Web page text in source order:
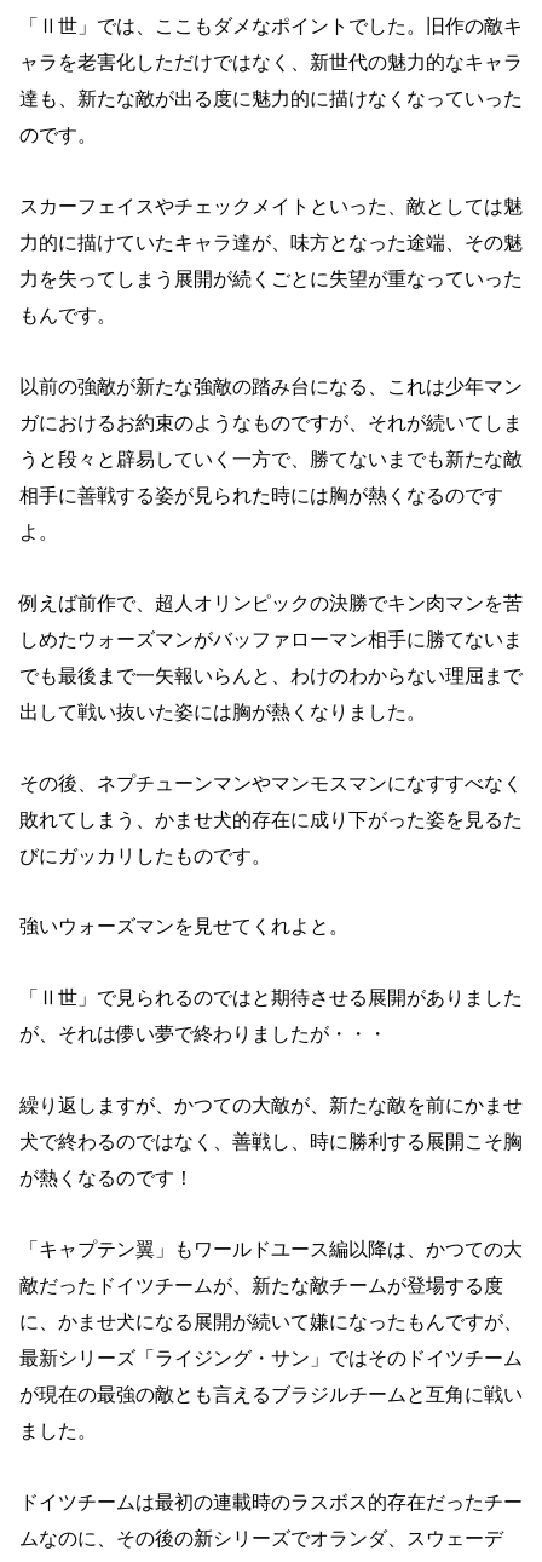
「Ⅱ世」では、ここもダメなポイントでした。旧作の敵キ
ャラを老害化しただけではなく、新世代の魅力的なキャラ
達も、新たな敵が出る度に魅力的に描けなくなっていった
のです。
スカーフェイスやチェックメイトといった、敵としては魅
力的に描けていたキャラ達が、味方となった途端、その魅
力を失ってしまう展開が続くごとに失望が重なっていった
もんです。
以前の強敵が新たな強敵の踏み台になる、これは少年マン
ガにおけるお約束のようなものですが、それが続いてしま
うと段々と辟易していく一方で、勝てないまでも新たな敵
相手に善戦する姿が見られた時には胸が熱くなるのです
よ。
例えば前作で、超人オリンピックの決勝でキン肉マンを苦
しめたウォーズマンがバッファローマン相手に勝てないま
でも最後まで一矢報いらんと、わけのわからない理屈まで
出して戦い抜いた姿には胸が熱くなりました。
その後、ネプチューンマンやマンモスマンになすすべなく
敗れてしまう、かませ犬的存在に成り下がった姿を見るた
びにガッカリしたものです。
強いウォーズマンを見せてくれよと。
「Ⅱ世」で見られるのではと期待させる展開がありました
が、それは儚い夢で終わりましたが・・・
繰り返しますが、かつての大敵が、新たな敵を前にかませ
犬で終わるのではなく、善戦し、時に勝利する展開こそ胸
が熱くなるのです！
「キャプテン翼」もワールドユース編以降は、かつての大
敵だったドイツチームが、新たな敵チームが登場する度
に、かませ犬になる展開が続いて嫌になったもんですが、
最新シリーズ「ライジング・サン」ではそのドイツチーム
が現在の最強の敵とも言えるブラジルチームと互角に戦い
ました。
ドイツチームは最初の連載時のラスボス的存在だったチー
ムなのに、その後の新シリーズでオランダ、スウェーデ